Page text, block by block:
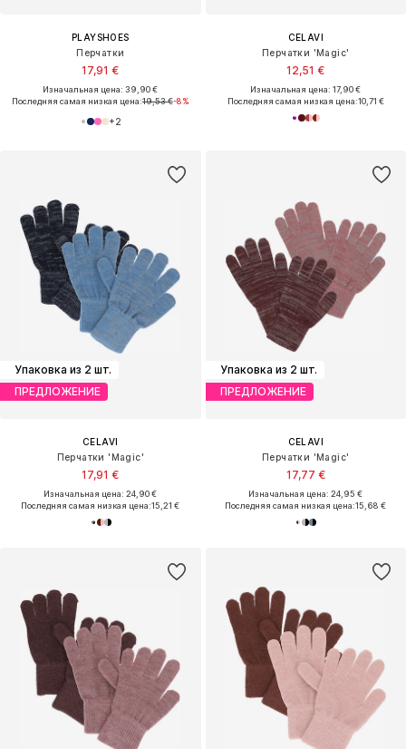
PLAYSHOES
Перчатки
17,91 €
Изначальная цена: 39,90 €
Последняя самая низкая цена:19,53 €-8%
+2
CELAVI
Перчатки 'Magic'
12,51 €
Изначальная цена: 17,90 €
Последняя самая низкая цена:10,71 €
Упаковка из 2 шт.
ПРЕДЛОЖЕНИЕ
CELAVI
Перчатки 'Magic'
17,91 €
Изначальная цена: 24,90 €
Последняя самая низкая цена:15,21 €
Упаковка из 2 шт.
ПРЕДЛОЖЕНИЕ
CELAVI
Перчатки 'Magic'
17,77 €
Изначальная цена: 24,95 €
Последняя самая низкая цена:15,68 €